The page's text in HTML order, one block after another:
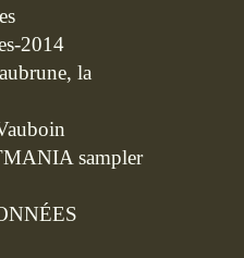
2014
la
sampler